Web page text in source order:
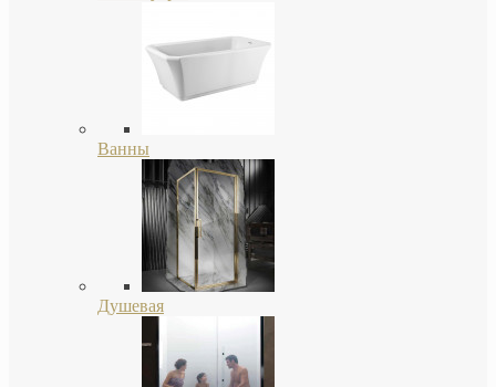
Ванны
Душевая